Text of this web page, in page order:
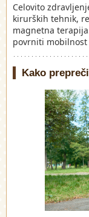
Celovito
kirurških tehnik,
magnetna
povrniti mobilnost
Kako